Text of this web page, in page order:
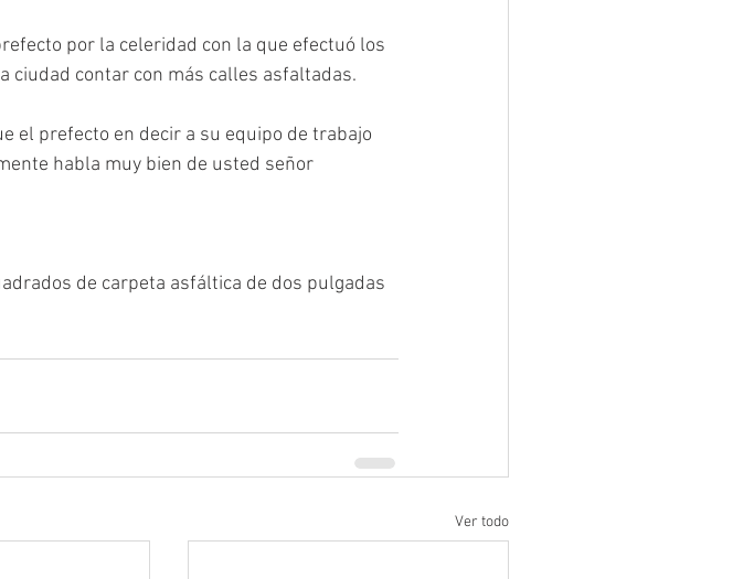
por la celeridad con la que efectuó los
contar con más calles asfaltadas.
el prefecto en decir a su equipo de trabajo
habla muy bien de usted señor
de carpeta asfáltica de dos pulgadas
Ver todo